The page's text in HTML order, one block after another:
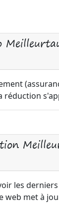
réduction
les
web met à